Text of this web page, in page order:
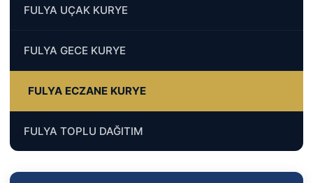
FULYA UÇAK KURYE
FULYA GECE KURYE
FULYA ECZANE KURYE
FULYA TOPLU DAĞITIM